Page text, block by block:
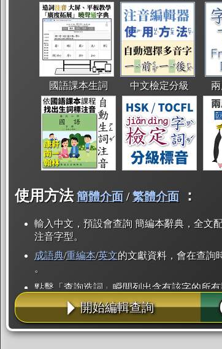
國語課本生詞 中文檢定分級
使用方法 簡體介面/繁體介面 ：
輸入中文，預設會查詢 簡編本辭典，全文
注音字型。
成語典/重編本/英文的文獻資料，會在查詢
。
點擊「查詢造詞」瞬間列出含有該字的所有
點「部首」瞬間列出所有「同部首字」。
辭典解釋的全文都經過自動斷詞，點擊便
用手動重複輸入。
開始編輯查詢